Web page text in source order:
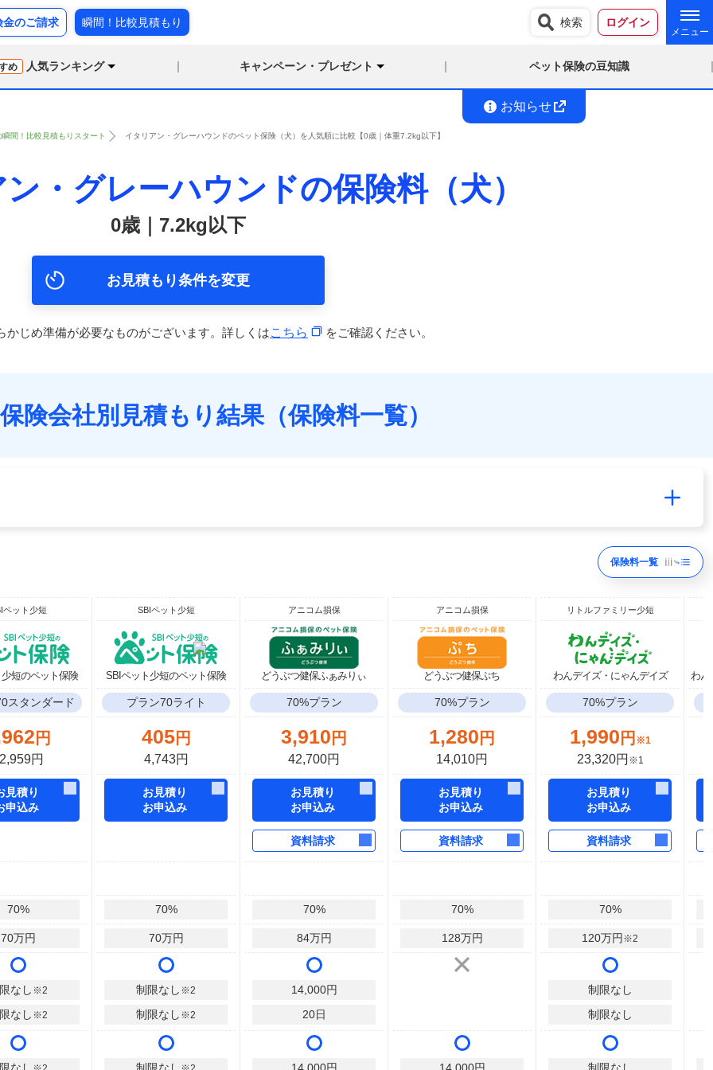
金のご請求 瞬間！比較見積もり 検索 ログイン
め 人気ランキング キャンペーン・プレゼント ペット保険の豆知識
お知らせ
間！比較見積もりスタート イタリアン・グレーハウンドのペット保険（犬）を人気順に比較【0歳｜体重7.2kg以下】
・グレーハウンドの保険料（犬）
0歳｜7.2kg以下
お見積もり条件を変更
かじめ準備が必要なものがございます。詳しくはこちら をご確認ください。
険会社別見積もり結果（保険料一覧）
保険料一覧
ペット少短
短のペット保険
スタンダード
円
円
見積り
申込み
70%
70万円
なし ※2
なし ※2
SBIペット少短
SBIペット少短のペット保険
プラン70ライト
405円
4,743円
お見積り
お申込み
70%
70万円
制限なし ※2
制限なし ※2
アニコム損保
どうぶつ健保ふぁみりぃ
70%プラン
3,910 円
42,700円
お見積り
お申込み
資料請求
70%
84万円
14,000円
20日
アニコム損保
どうぶつ健保ぷち
70%プラン
1,280 円
14,010円
お見積り
お申込み
資料請求
70%
128万円
リトルファミリー少短
わんデイズ・にゃんデイズ
70%プラン
1,990 円 ※1
23,320円 ※1
お見積り
お申込み
資料請求
70%
120万円 ※2
制限なし
制限なし
わん